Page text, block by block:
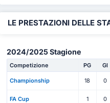
LE PRESTAZIONI DELLE
2024/2025 Stagione
Competizione PG Gl
Championship 18 0
FA Cup 1 0